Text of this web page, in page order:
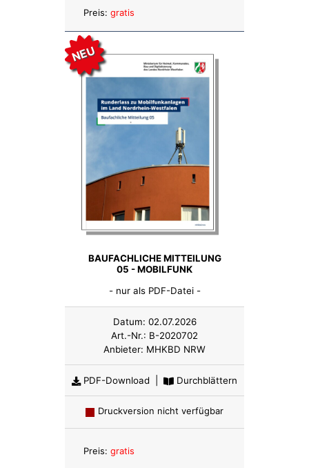
Preis: gratis
NEU
BAUFACHLICHE MITTEILUNG
05 - MOBILFUNK
- nur als PDF-Datei -
Datum: 02.07.2026
Art.-Nr.: B-2020702
Anbieter: MHKBD NRW
PDF-Download Durchblättern
Druckversion nicht verfügbar
Preis: gratis